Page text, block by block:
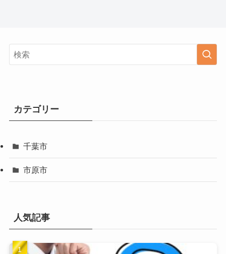
カテゴリー
千葉市
市原市
人気記事